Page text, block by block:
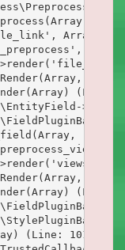
Array)
)
(Line:
)
(Line:
(Line: 101)